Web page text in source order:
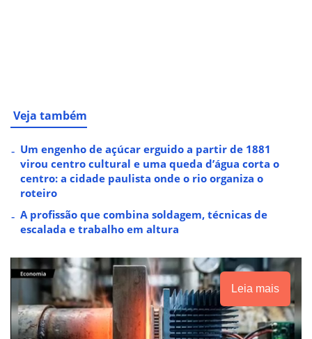
Veja também
Um engenho de açúcar erguido a partir de 1881
virou centro cultural e uma queda d’água corta o
centro: a cidade paulista onde o rio organiza o
roteiro
A profissão que combina soldagem, técnicas de
escalada e trabalho em altura
Leia mais